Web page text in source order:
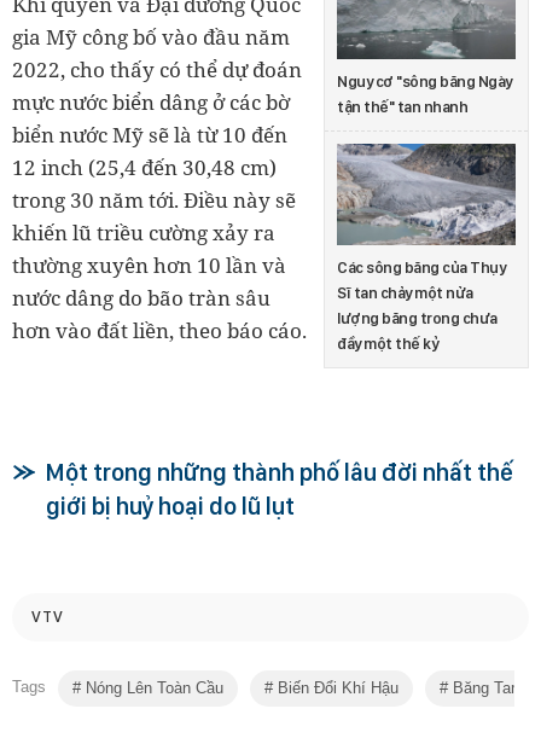
Nguy cơ "sông băng Ngày
tận thế" tan nhanh
Các sông băng của Thụy
Sĩ tan chảy một nửa
lượng băng trong chưa
đầy một thế kỷ
gia Mỹ công bố vào đầu năm
2022, cho thấy có thể dự đoán
mực nước biển dâng ở​​ các bờ
biển nước Mỹ sẽ là từ 10 đến
12 inch (25,4 đến 30,48 cm)
trong 30 năm tới. Điều này sẽ
khiến lũ triều cường xảy ra
thường xuyên hơn 10 lần và
nước dâng do bão tràn sâu
hơn vào đất liền, theo báo cáo.
Một trong những thành phố lâu đời nhất thế
giới bị huỷ hoại do lũ lụt
VTV
Tags Nóng Lên Toàn Cầu Biến Đổi Khí Hậu Băng Tan